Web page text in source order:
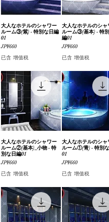
快速瀏覽
大人なホテルのシャワー
ルーム③(紫) - 特別な日編
01
價格
JP¥660
已含 增值税
快速瀏覽
大人なホテルのシャ
ルーム③(基本) - 特
編01
價格
JP¥660
已含 增值税
快速瀏覽
大人なホテルのシャワー
ルーム②(基本)_小物 - 特
別な日編01
價格
JP¥660
已含 增值税
快速瀏覽
大人なホテルのシャ
ルーム①(青) - 特別
01
價格
JP¥660
已含 增值税